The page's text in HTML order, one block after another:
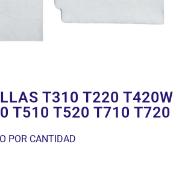
T310 T220 T420W
T510 T520 T710 T720
POR CANTIDAD